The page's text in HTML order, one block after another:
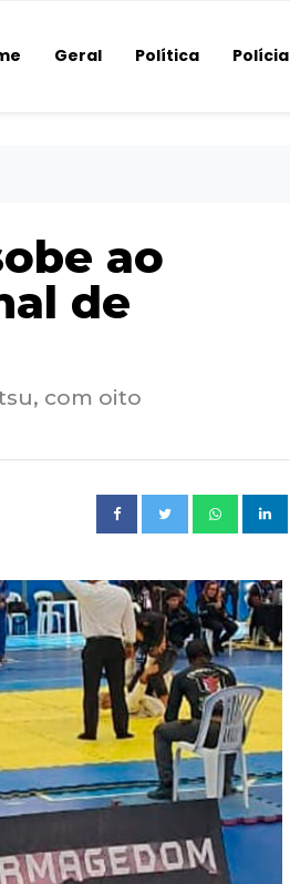
Geral Política Polícia
ao
de
com oito